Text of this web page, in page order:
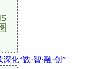
化“数·智·融·创”